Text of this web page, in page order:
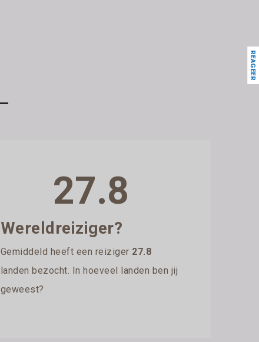
27.8
Wereldreiziger?
Gemiddeld heeft een reiziger 27.8
landen bezocht. In hoeveel landen ben jij
geweest?
REAGEER